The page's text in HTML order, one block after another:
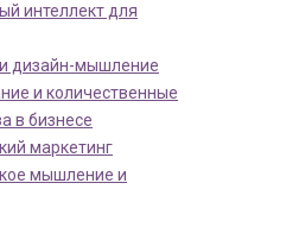
интеллект для
дизайн-мышление
и количественные
в бизнесе
маркетинг
мышление и